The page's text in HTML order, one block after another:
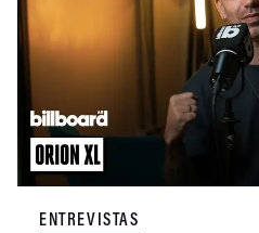
ENTREVISTAS